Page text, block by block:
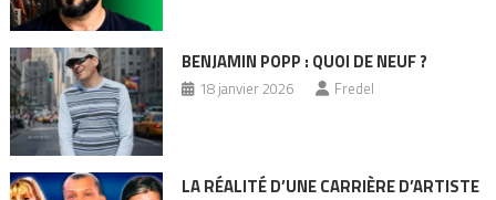
BENJAMIN POPP : QUOI DE NEUF ?
18 janvier 2026 Fredel
LA RÉALITÉ D’UNE CARRIÈRE D’ARTISTE